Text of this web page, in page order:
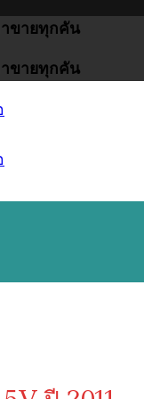
ขายทุกคัน
ขายทุกคัน